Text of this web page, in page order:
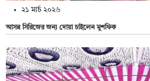
২১ মার্চ ২০২৬
আসন্ন সিরিজের জন্য দোয়া চাইলেন মুশফিক